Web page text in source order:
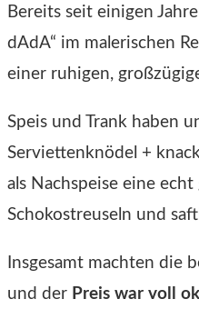
Bereits seit einigen
dAdA“ im malerischen
einer ruhigen,
Speis und Trank haben
Serviettenknödel +
als Nachspeise eine
Schokostreuseln und
Insgesamt machten die
und der Preis war voll ok